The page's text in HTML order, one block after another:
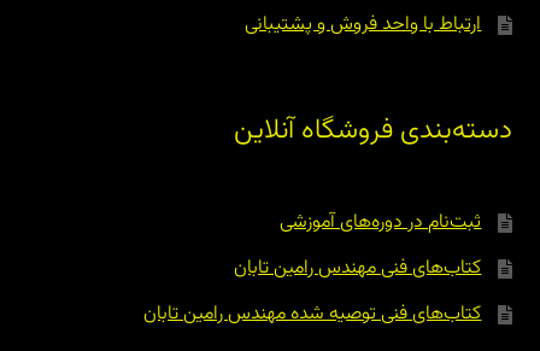
ارتباط با واحد فروش و پشتیبانی
دسته‌بندی فروشگاه آنلاین
ثبت‌نام در دوره‌های آموزشی
کتاب‌های فنی مهندس رامین تابان
کتاب‌های فنی توصیه شده مهندس رامین تابان